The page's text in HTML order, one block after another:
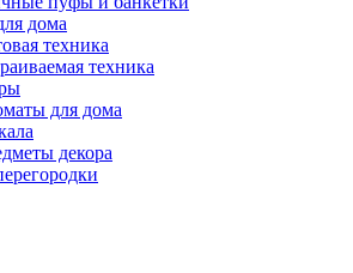
дома
техника
техника
для дома
декора